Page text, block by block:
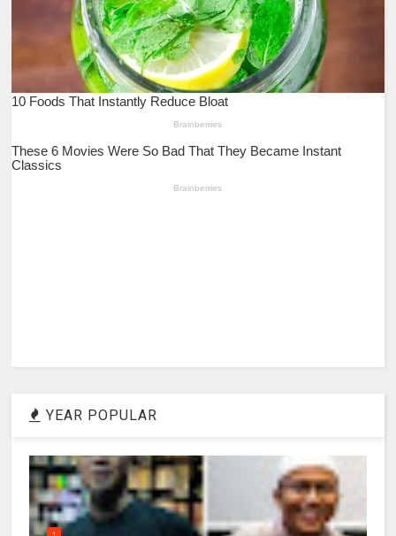
YEAR POPULAR